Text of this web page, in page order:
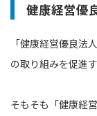
健康経営優
「健康経営優良法
の取り組みを促進
そもそも「健康経